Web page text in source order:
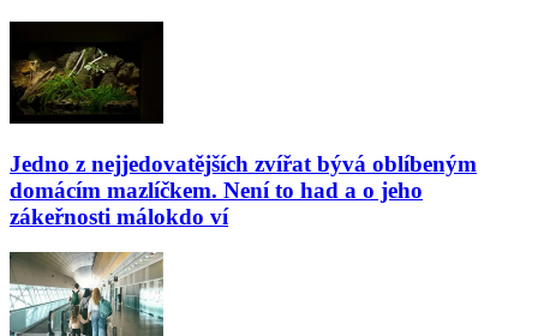
Jedno z nejjedovatějších zvířat bývá oblíbeným
domácím mazlíčkem. Není to had a o jeho
zákeřnosti málokdo ví